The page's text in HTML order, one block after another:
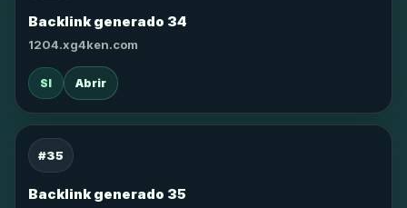
Backlink generado 34
1204.xg4ken.com
SI Abrir
#35
Backlink generado 35